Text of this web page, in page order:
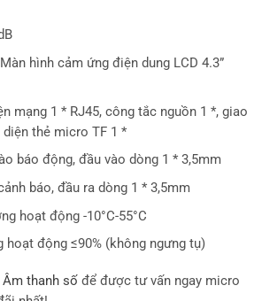
hình cảm ứng điện dung LCD 4.3”
mạng 1 * RJ45, công tắc nguồn 1 *, giao
diện thẻ micro TF 1 *
báo động, đầu vào dòng 1 * 3,5mm
báo, đầu ra dòng 1 * 3,5mm
hoạt động -10°C-55°C
động ≤90% (không ngưng tụ)
Âm thanh số để được tư vấn ngay micro